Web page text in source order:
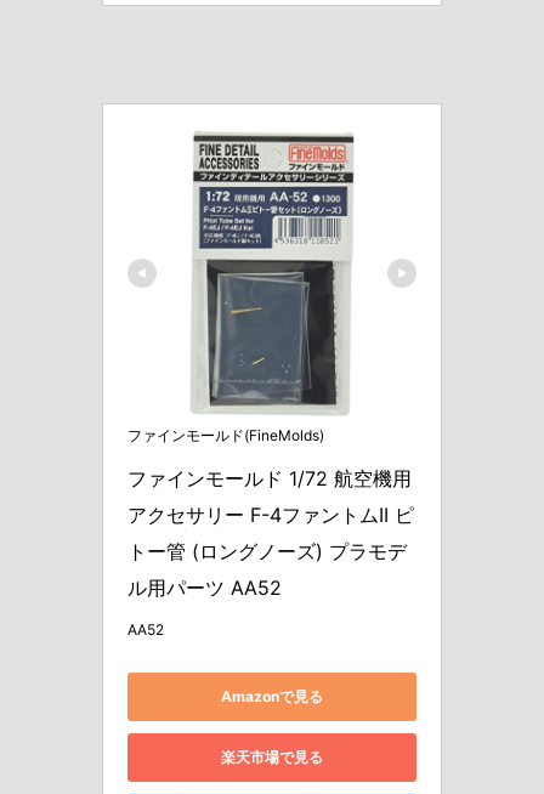
ファインモールド(FineMolds)
ファインモールド 1/72 航空機用
アクセサリー F-4ファントムII ピ
トー管 (ロングノーズ) プラモデ
ル用パーツ AA52
AA52
Amazonで見る
楽天市場で見る